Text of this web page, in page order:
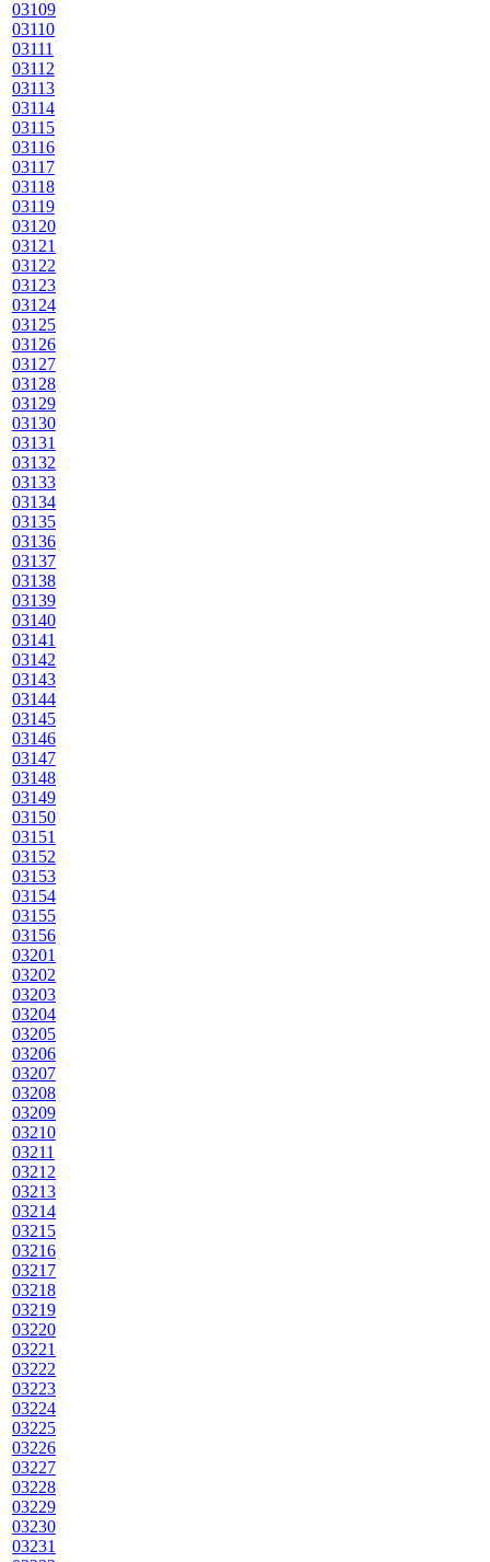
03109
03110
03111
03112
03113
03114
03115
03116
03117
03118
03119
03120
03121
03122
03123
03124
03125
03126
03127
03128
03129
03130
03131
03132
03133
03134
03135
03136
03137
03138
03139
03140
03141
03142
03143
03144
03145
03146
03147
03148
03149
03150
03151
03152
03153
03154
03155
03156
03201
03202
03203
03204
03205
03206
03207
03208
03209
03210
03211
03212
03213
03214
03215
03216
03217
03218
03219
03220
03221
03222
03223
03224
03225
03226
03227
03228
03229
03230
03231